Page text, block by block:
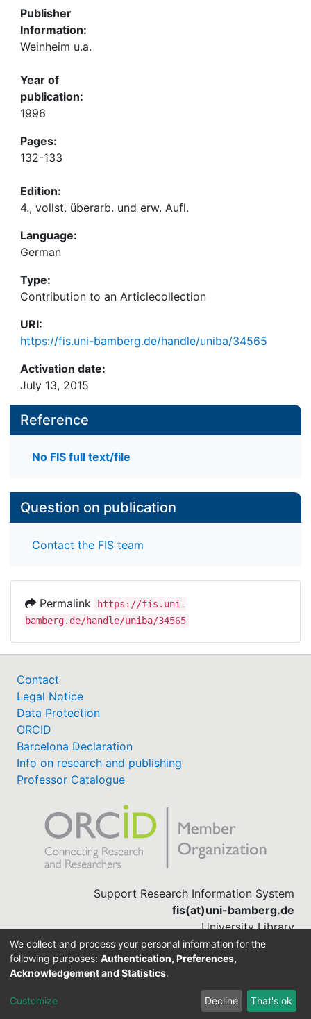
Publisher
Information:
Weinheim u.a.
Year of
publication:
1996
Pages:
132-133
Edition:
4., vollst. überarb. und erw. Aufl.
Language:
German
Type:
Contribution to an Articlecollection
URI:
https://fis.uni-bamberg.de/handle/uniba/34565
Activation date:
July 13, 2015
Reference
No FIS full text/file
Question on publication
Contact the FIS team
Permalink
https://fis.uni-
bamberg.de/handle/uniba/34565
Contact
Legal Notice
Data Protection
ORCID
Barcelona Declaration
Info on research and publishing
Professor Catalogue
Support Research Information System
fis(at)uni-bamberg.de
University Library
(0951) 863-1568
DSpace-CRIS software
We collect and process your personal information for the
following purposes: Authentication, Preferences,
Acknowledgement and Statistics.
Customize Decline That's ok